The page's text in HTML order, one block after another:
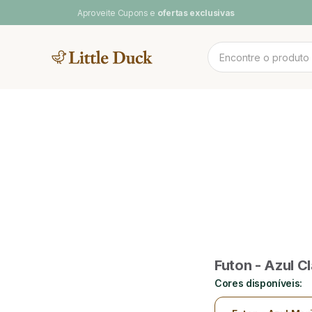
Aproveite Cupons e ofertas exclusivas
Futon - Azul
Cores disponíveis: